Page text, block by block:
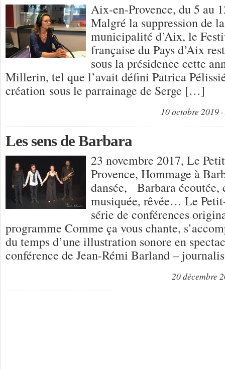
Aix-en-Provence, du 5 au
Malgré la suppression de
municipalité d’Aix, le
française du Pays d’Aix
sous la présidence cette
Millerin, tel que l’avait défini Patrica
création sous le parrainage de Serge […]
10 octobre 2019
Les sens de Barbara
23 novembre 2017, Le
Provence, Hommage à
dansée, Barbara écoutée,
musiquée, rêvée… Le
série de conférences
programme Comme ça vous chante,
du temps d’une illustration sonore en
conférence de Jean-Rémi Barland –
20 décembre